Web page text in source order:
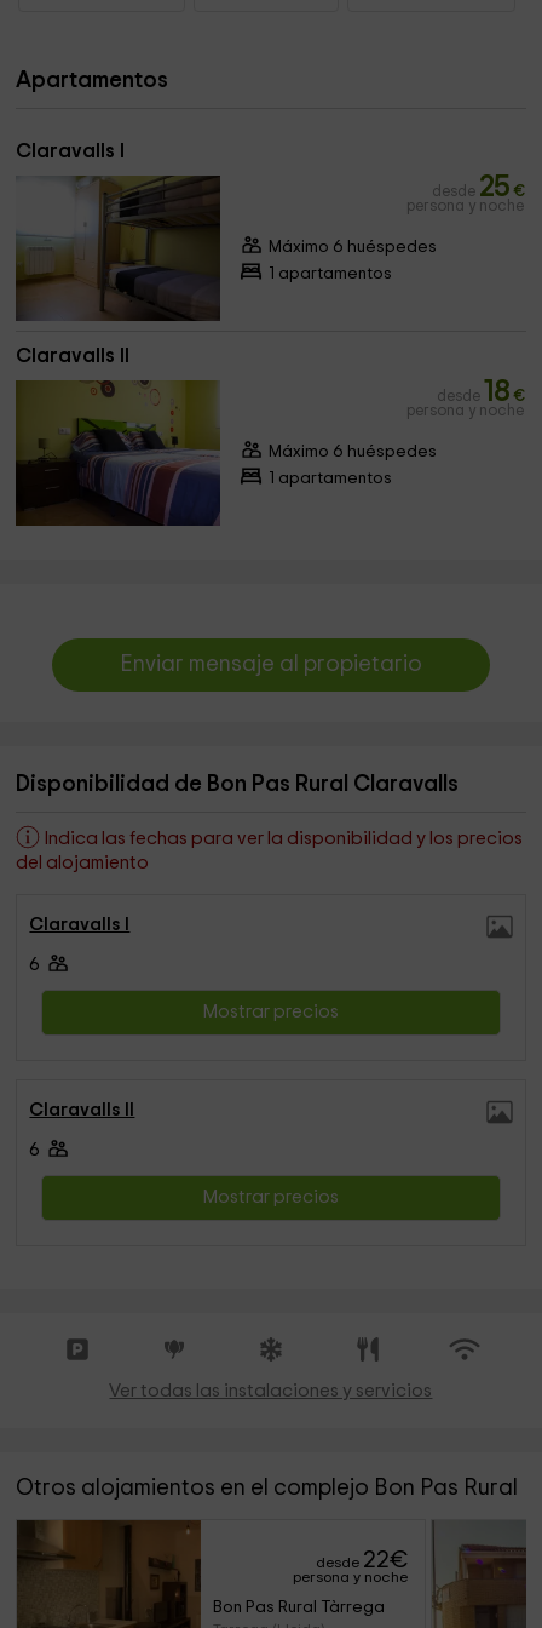
Apartamentos
Claravalls I
desde 25 €
persona y noche
Máximo 6 huéspedes
1 apartamentos
Claravalls II
desde 18 €
persona y noche
Máximo 6 huéspedes
1 apartamentos
Enviar mensaje al propietario
Disponibilidad de Bon Pas Rural Claravalls
Indica las fechas para ver la disponibilidad y los precios
del alojamiento
Claravalls I
6
Mostrar precios
Claravalls II
6
Mostrar precios
Ver todas las instalaciones y servicios
Otros alojamientos en el complejo Bon Pas Rural
desde 22€
persona y noche
Bon Pas Rural Tàrrega